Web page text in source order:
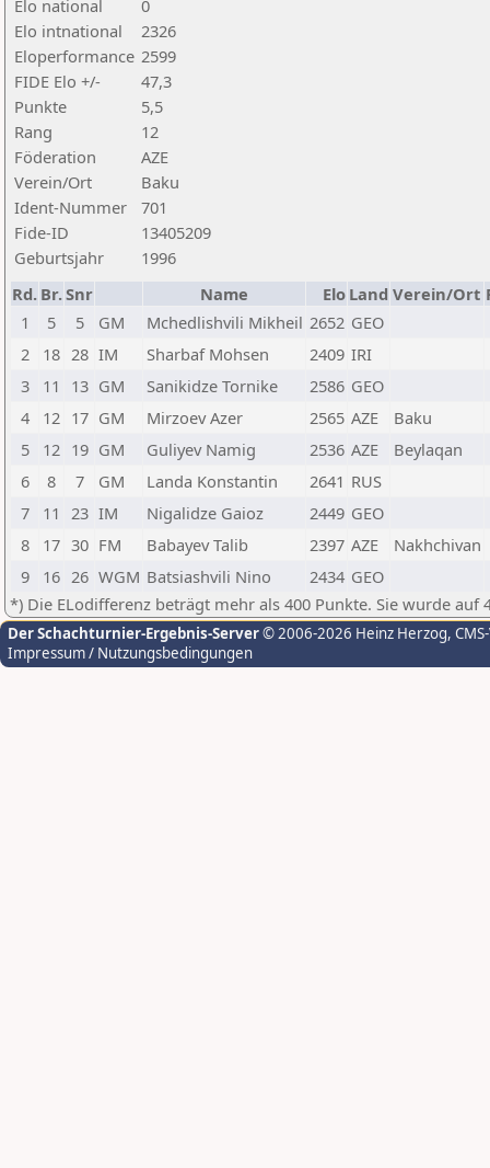
Elo national
0
Elo intnational
2326
Eloperformance 2599
FIDE Elo +/-
47,3
Punkte
5,5
Rang
12
Föderation
AZE
Verein/Ort
Baku
Ident-Nummer
701
Fide-ID
13405209
Geburtsjahr
1996
Rd. Br.Snr Name Elo Land Verein/Ort
1
5 5 GM Mchedlishvili Mikheil 2652 GEO
2
18 28 IM Sharbaf Mohsen 2409 IRI
3
11 13 GM Sanikidze Tornike 2586 GEO
4
12 17 GM Mirzoev Azer 2565 AZE
Baku
5
12 19 GM Guliyev Namig 2536 AZE
Beylaqan
6
8 7 GM Landa Konstantin 2641 RUS
7
11 23 IM Nigalidze Gaioz 2449 GEO
8
17 30 FM Babayev Talib 2397 AZE
Nakhchivan
9
16 26 WGM Batsiashvili Nino 2434 GEO
*) Die ELodifferenz beträgt mehr als 400 Punkte. Sie wurde auf
Der Schachturnier-Ergebnis-Server© 2006-2026 Heinz Herzog,
Impressum / Nutzungsbedingungen